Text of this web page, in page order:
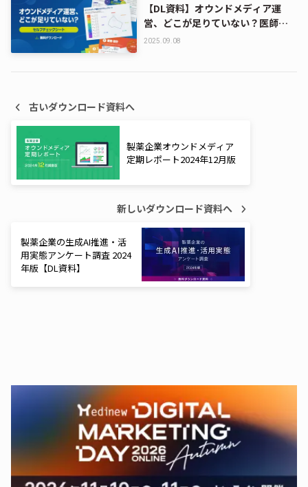
【DL資料】オウンドメディア運
営、どこが足りていない？医師向
けサイトセルフチェックシート
2025.09.08
古いダウンロード資料へ
製薬企業オウンドメディア
定期レポート2024年12月版
新しいダウンロード資料へ
製薬企業の生成AI推進・活
用実態アンケート調査 2024
年版【DL資料】